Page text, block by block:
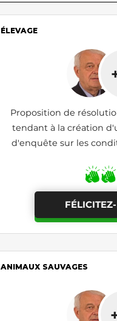
ÉLEVAGE
Proposition de
tendant à la création
d'enquête sur les
ANIMAUX SAUVAGES